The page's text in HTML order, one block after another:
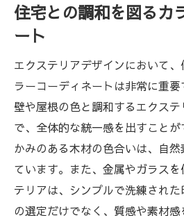
住宅との調和を図るカ
ート
エクステリアデザインにおいて
ラーコーディネートは非常に重
壁や屋根の色と調和するエクス
で、全体的な統一感を出すこと
かみのある木材の色合いは、自
ています。また、金属やガラス
テリアは、シンプルで洗練され
の選定だけでなく、質感や素材